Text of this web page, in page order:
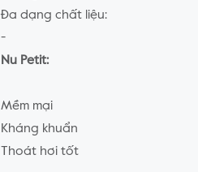
Đa dạng chất liệu:
-
Nu Petit:
Mềm mại
Kháng khuẩn
Thoát hơi tốt